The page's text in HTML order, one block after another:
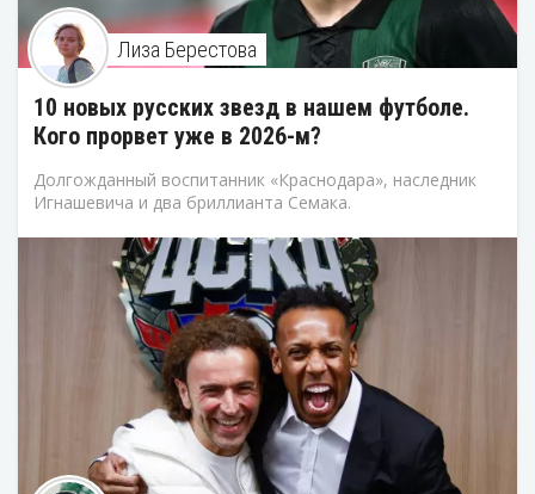
Лиза Берестова
10 новых русских звезд в нашем футболе.
Кого прорвет уже в 2026-м?
Долгожданный воспитанник «Краснодара», наследник
Игнашевича и два бриллианта Семака.